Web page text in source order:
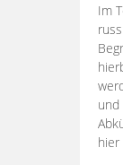
Im
und